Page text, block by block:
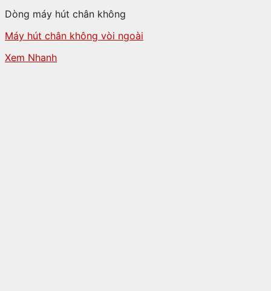
Dòng máy hút chân không
Máy hút chân không vòi ngoài
Xem Nhanh